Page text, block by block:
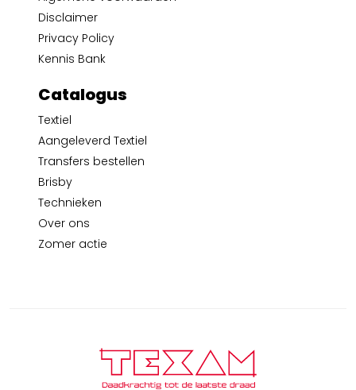
Disclaimer
Privacy Policy
Kennis Bank
Catalogus
Textiel
Aangeleverd Textiel
Transfers bestellen
Brisby
Technieken
Over ons
Zomer actie